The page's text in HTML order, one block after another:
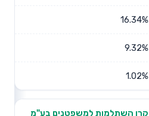
16.34%
9.32%
1.02%
קרן השתלמות למשפטנים בע"מ